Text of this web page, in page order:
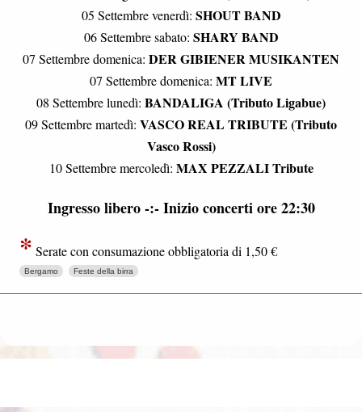
05 Settembre venerdì: SHOUT BAND
06 Settembre sabato: SHARY BAND
07 Settembre domenica: DER GIBIENER MUSIKANTEN
07 Settembre domenica: MT LIVE
08 Settembre lunedì: BANDALIGA (Tributo Ligabue)
09 Settembre martedì: VASCO REAL TRIBUTE (Tributo
Vasco Rossi)
10 Settembre mercoledì: MAX PEZZALI Tribute
Ingresso libero -:- Inizio concerti ore 22:30
* Serate con consumazione obbligatoria di 1,50 €
Bergamo Feste della birra